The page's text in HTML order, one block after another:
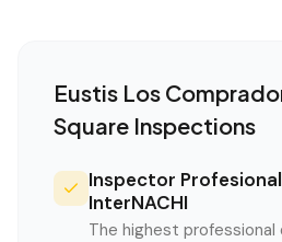
Eustis Los
Square Inspections
Inspector
InterNACHI
The highest professional